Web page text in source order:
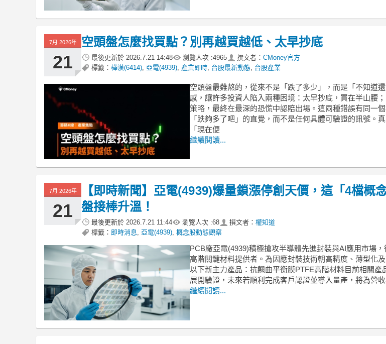
7月 2026年
21
空頭盤怎麼找買點？別再越買越低、太早抄底
最後更新於 2026.7.21 14:48 瀏覽人次 :4965 撰文者： CMoney官方
標籤： 樺漢(6414) 亞電(4939) 產業即時 台股最新動態 台股產業
空頭盤最難熬的，從來不是「跌了多少」，而是「不知道
感，讓許多投資人陷入兩種困境：太早抄底，買在半山腰
策略，最終在最深的恐慌中認賠出場。這兩種錯誤有同一
「跌夠多了吧」的直覺，而不是任何具體可驗證的訊號。
「現在便
繼續閱讀...
7月 2026年
21
【即時新聞】亞電(4939)爆量鎖漲停創天價，這「4檔概
盤接棒升溫！
最後更新於 2026.7.21 11:44 瀏覽人次 :68 撰文者： 權知道
標籤： 即時消息 亞電(4939) 概念股動態觀察
PCB廠亞電(4939)積極搶攻半導體先進封裝與AI應用市場
高階關鍵材料提供者。為因應封裝技術朝高精度、薄型化
以下新主力產品：抗翹曲平衡膜PTFE高階材料目前相關產
展開驗證，未來若順利完成客戶認證並導入量產，將為營
繼續閱讀...